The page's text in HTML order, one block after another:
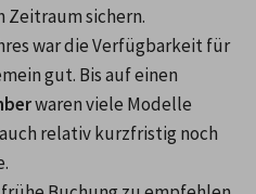
sichern.
war die Verfügbarkeit für
gut. Bis auf einen
waren viele Modelle
relativ kurzfristig noch